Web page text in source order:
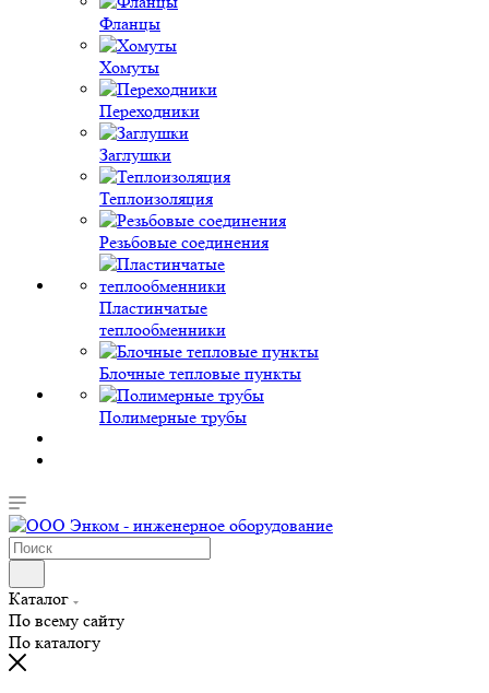
Фланцы
Хомуты
Переходники
Заглушки
Теплоизоляция
Резьбовые соединения
Пластинчатые
теплообменники
Блочные тепловые пункты
Полимерные трубы
Каталог
По всему сайту
По каталогу